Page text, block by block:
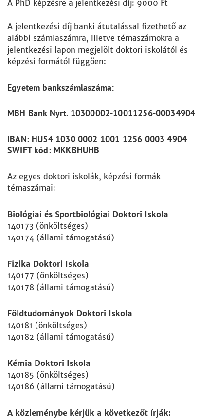
A PhD képzésre a jelentkezési díj: 9000 Ft
A jelentkezési díj banki átutalással fizethető az
alábbi számlaszámra, illetve témaszámokra a
jelentkezési lapon megjelölt doktori iskolától és
képzési formától függően:
Egyetem bankszámlaszáma:
MBH Bank Nyrt. 10300002-10011256-00034904
IBAN: HU54 1030 0002 1001 1256 0003 4904
SWIFT kód: MKKBHUHB
Az egyes doktori iskolák, képzési formák
témaszámai:
Biológiai és Sportbiológiai Doktori Iskola
140173 (önköltséges)
140174 (állami támogatású)
Fizika Doktori Iskola
140177 (önköltséges)
140178 (állami támogatású)
Földtudományok Doktori Iskola
140181 (önköltséges)
140182 (állami támogatású)
Kémia Doktori Iskola
140185 (önköltséges)
140186 (állami támogatású)
A közleménybe kérjük a következőt írják: